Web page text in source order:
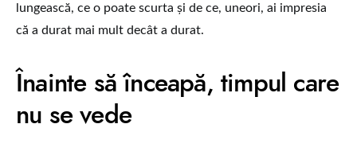
lungească, ce o poate scurta și de ce, uneori, ai impresia
că a durat mai mult decât a durat.
Înainte să înceapă, timpul care
nu se vede